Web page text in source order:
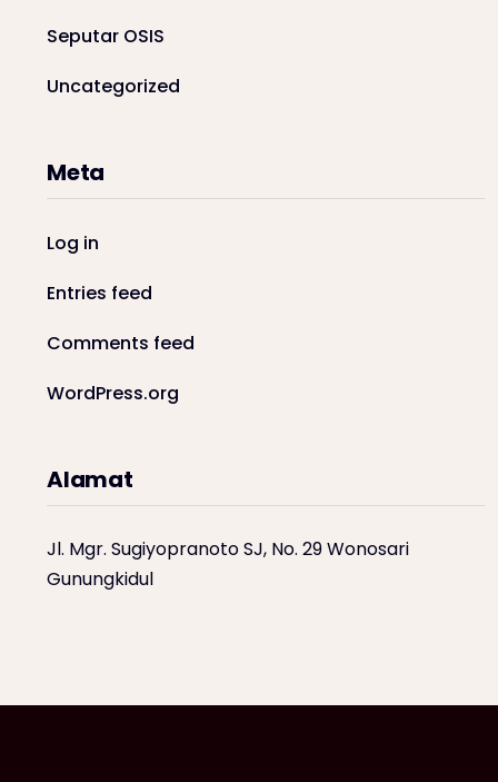
Seputar OSIS
Uncategorized
Meta
Log in
Entries feed
Comments feed
WordPress.org
Alamat
Jl. Mgr. Sugiyopranoto SJ, No. 29 Wonosari
Gunungkidul